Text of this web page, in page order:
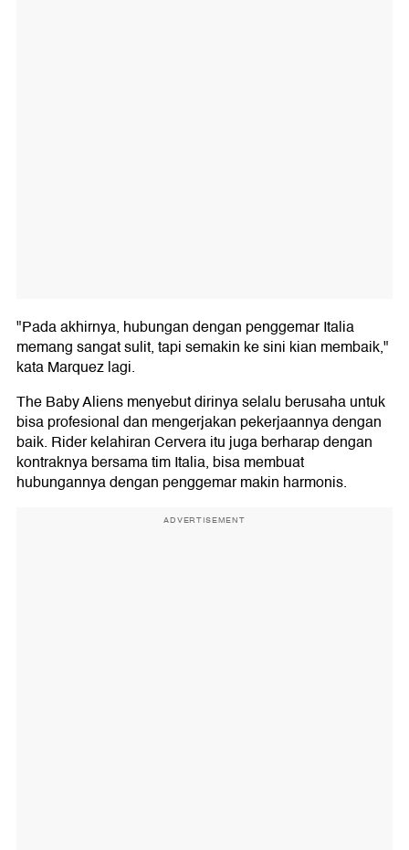
"Pada akhirnya, hubungan dengan penggemar Italia
memang sangat sulit, tapi semakin ke sini kian membaik,"
kata Marquez lagi.
The Baby Aliens menyebut dirinya selalu berusaha untuk
bisa profesional dan mengerjakan pekerjaannya dengan
baik. Rider kelahiran Cervera itu juga berharap dengan
kontraknya bersama tim Italia, bisa membuat
hubungannya dengan penggemar makin harmonis.
ADVERTISEMENT